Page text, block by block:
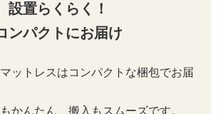
設置らくらく！
ンパクトにお届け
ットレスはコンパクトな梱包でお届
かんたん、搬入もスムーズです。